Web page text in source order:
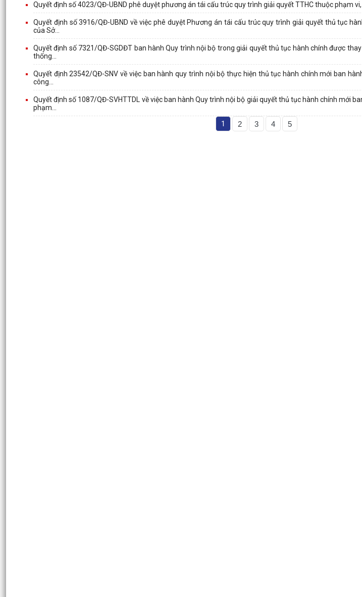
Quyết định số 4023/QĐ-UBND phê duyệt phương án tái cấu trúc quy trình giải quyết TTHC thuộc phạm
Quyết định số 3916/QĐ-UBND về việc phê duyệt Phương án tái cấu trúc quy trình giải quyết thủ tục
của Sở...
Quyết định số 7321/QĐ-SGDĐT ban hành Quy trình nội bộ trong giải quyết thủ tục hành chính được
thống...
Quyết định 23542/QĐ-SNV về việc ban hành quy trình nội bộ thực hiện thủ tục hành chính mới ban
công...
Quyết định số 1087/QĐ-SVHTTDL về việc ban hành Quy trình nội bộ giải quyết thủ tục hành chính mới
phạm...
1 2 3 4 5